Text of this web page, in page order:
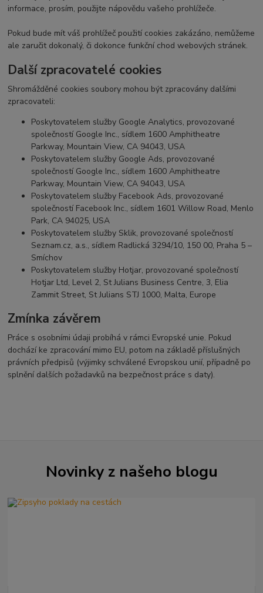
informace, prosím, použijte nápovědu vašeho prohlížeče.
Pokud bude mít váš prohlížeč použití cookies zakázáno, nemůžeme
ale zaručit dokonalý, či dokonce funkční chod webových stránek.
Další zpracovatelé cookies
Shromážděné cookies soubory mohou být zpracovány dalšími
zpracovateli:
Poskytovatelem služby Google Analytics, provozované
společností Google Inc., sídlem 1600 Amphitheatre
Parkway, Mountain View, CA 94043, USA
Poskytovatelem služby Google Ads, provozované
společností Google Inc., sídlem 1600 Amphitheatre
Parkway, Mountain View, CA 94043, USA
Poskytovatelem služby Facebook Ads, provozované
společností Facebook Inc., sídlem 1601 Willow Road, Menlo
Park, CA 94025, USA
Poskytovatelem služby Sklik, provozované společností
Seznam.cz, a.s., sídlem Radlická 3294/10, 150 00, Praha 5 –
Smíchov
Poskytovatelem služby Hotjar, provozované společností
Hotjar Ltd, Level 2, St Julians Business Centre, 3, Elia
Zammit Street, St Julians STJ 1000, Malta, Europe
Zmínka závěrem
Práce s osobními údaji probíhá v rámci Evropské unie. Pokud
dochází ke zpracování mimo EU, potom na základě příslušných
právních předpisů (výjimky schválené Evropskou unií, případně po
splnění dalších požadavků na bezpečnost práce s daty).
Novinky z našeho blogu